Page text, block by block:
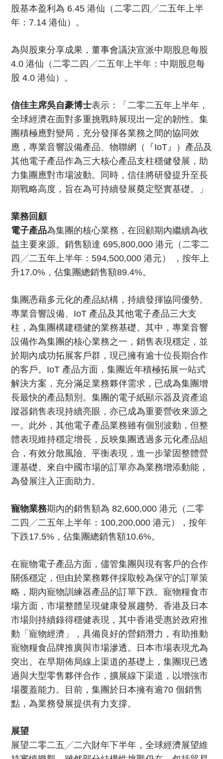
股基本盈利為 6.45 港仙（二零二四╱二五年上半
年：7.14 港仙）。
為與股東分享成果，董事會議決宣派中期股息每股
4.0 港仙（二零二四╱二五年上半年：中期股息每
股 4.0 港仙）。
信佳主席吳自豪博士表示：「二零二五年上半年，
全球經濟在面對多重挑戰時展現出一定的韌性。集
團積極應對變局，充分發揮各業務之間的協同效
應，專業音響設備產品、物聯網（『IoT』）產品及
其他電子產品作為三大核心產品支柱穩健發展，助
力集團應對市場波動。同時，信佳將研發提升至長
期戰略高度，旨在為可持續發展奠定堅實基礎。」
業務回顧
電子產品為集團的核心業務，在回顧期內繼續為收
益主要來源。銷售額達 695,800,000 港元（二零二
四╱二五年上半年：594,500,000 港元） ，按年上
升17.0%，佔集團總銷售額89.4%。
集團憑藉多元化的產品結構，持續發揮協同優勢。
專業音響設備、IoT 產品及其他電子產品三大支
柱，為集團構建穩健的業務基礎。其中，專業音響
設備作為集團的核心業務之一，銷售表現穩定，並
於期內成功拓展客戶群，現已擁有逾十位長期合作
的客戶。IoT 產品方面，集團近年積極拓展一站式
解決方案，充分滿足業務夥伴需求，已成為集團增
長最快的產品類別。集團的電子紙顯示器及資產追
蹤器銷售表現持續亮眼，亦已成為重要營收來源之
一。此外，其他電子產品業務雖有個別波動，但整
體表現維持穩定增長，反映集團透過多元化產品組
合，有效分散風險、平衡表現，進一步鞏固整體營
運基礎。來自中國市場的訂單亦為業務增添動能，
為發展注入正面助力。
寵物業務期內的銷售額為 82,600,000 港元（二零
二四╱二五年上半年：100,200,000 港元），按年
下跌17.5%，佔集團總銷售額10.6%。
在寵物電子產品方面，儘管集團與現有客戶的合作
關係穩定，但由於業務夥伴採取較為保守的訂單策
略，期內寵物訓練器產品的訂單下跌。寵物糧食市
場方面，市場整體呈現健康發展趨勢。香港及日本
市場則持續錄得穩健表現，其中香港受惠於政府推
動「寵物經濟」，具備良好的營銷潛力，有助推動
寵物糧食品牌推廣與市場滲透。日本市場表現尤為
突出。在早期佈局線上渠道的基礎上，集團現已透
過與大型零售夥伴合作，擴展線下渠道，以增強市
場覆蓋能力。目前，集團於日本擁有逾70 個銷售
點，為業務發展提供有力支撐。
展望
展望二零二五╱二六財年下半年，全球經濟展望維